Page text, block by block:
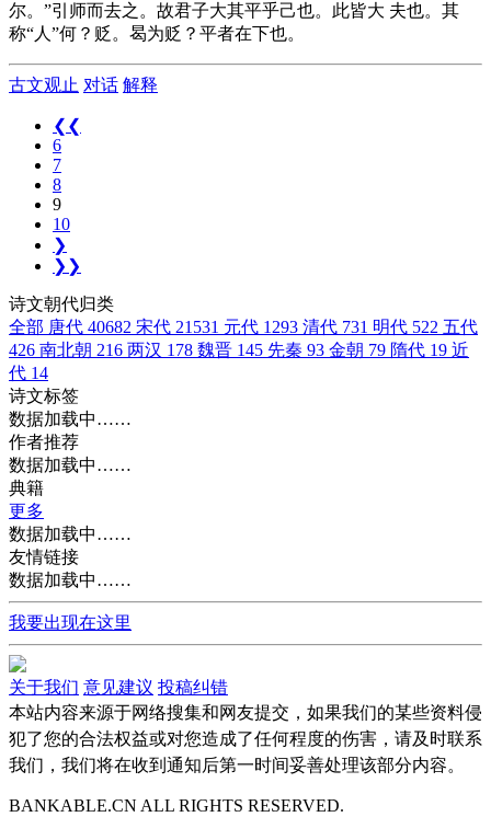
尔。”引师而去之。故君子大其平乎己也。此皆大 夫也。其
称“人”何？贬。 曷为贬？ 平者在下也。
古文观止 对话 解释
❮❮
6
7
8
9
10
❯
❯❯
诗文朝代归类
全部 唐代 40682 宋代 21531 元代 1293 清代 731 明代 522 五代
426 南北朝 216 两汉 178 魏晋 145 先秦 93 金朝 79 隋代 19 近
代 14
诗文标签
数据加载中……
作者推荐
数据加载中……
典籍
更多
数据加载中……
友情链接
数据加载中……
我要出现在这里
关于我们 意见建议 投稿纠错
本站内容来源于网络搜集和网友提交，如果我们的某些资料侵
犯了您的合法权益或对您造成了任何程度的伤害，请及时联系
我们，我们将在收到通知后第一时间妥善处理该部分内容。
BANKABLE.CN ALL RIGHTS RESERVED.